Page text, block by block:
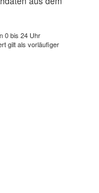
0 bis 24 Uhr
gilt als vorläufiger